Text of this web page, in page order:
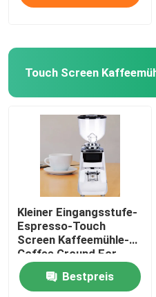
Touch Screen
Kleiner Eingangsstufe-
Espresso-Touch
Screen Kaffeemühle-
Coffee Ground For-
Anfänger
Bestpreis